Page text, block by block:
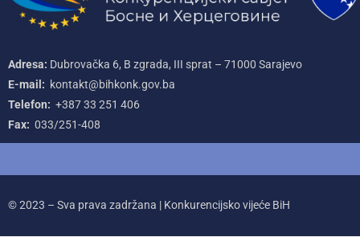
Adresa: Dubrovačka 6, B zgrada, III sprat – 71000‌ Sarajevo
E-mail: kontakt@bihkonk.gov.ba
Telefon: +387‌ 33‌ 251‌ 406
Fax: 033/251-408
© 2023 – Sva prava zadržana | Konkurencijsko vijeće BiH